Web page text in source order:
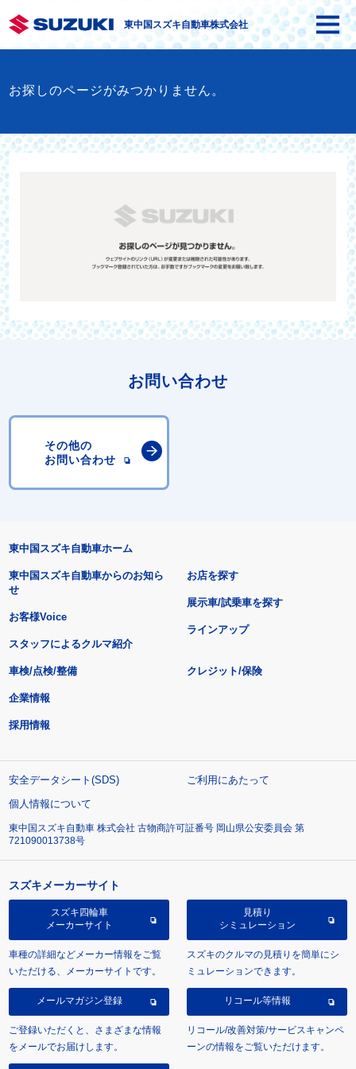
東中国スズキ自動車株式会社
お探しのページがみつかりません。
お問い合わせ
その他の
お問い合わせ
東中国スズキ自動車ホーム
東中国スズキ自動車からのお知ら
せ
お客様Voice
スタッフによるクルマ紹介
お店を探す
展示車/試乗車を探す
ラインアップ
車検/点検/整備 クレジット/保険
企業情報
採用情報
安全データシート(SDS)
ご利用にあたって
個人情報について
東中国スズキ自動車 株式会社 古物商許可証番号 岡山県公安委員会 第
721090013738号
スズキメーカーサイト
スズキ四輪車
メーカーサイト
車種の詳細などメーカー情報をご覧
いただける、メーカーサイトです。
見積り
シミュレーション
スズキのクルマの見積りを簡単にシ
ミュレーションできます。
メールマガジン登録
ご登録いただくと、さまざまな情報
をメールでお届けします。
リコール等情報
リコール/改善対策/サービスキャンペ
ーンの情報をご覧いただけます。